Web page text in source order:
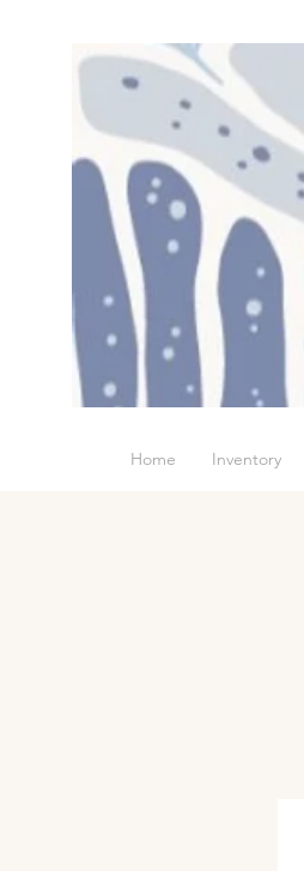
Home Inventory